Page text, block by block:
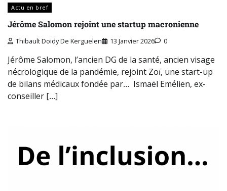
Actu en bref
Jérôme Salomon rejoint une startup macronienne
Thibault Doidy De Kerguelen 13 Janvier 2026 0
Jérôme Salomon, l’ancien DG de la santé, ancien visage
nécrologique de la pandémie, rejoint Zoï, une start-up
de bilans médicaux fondée par… Ismaël Emélien, ex-
conseiller […]